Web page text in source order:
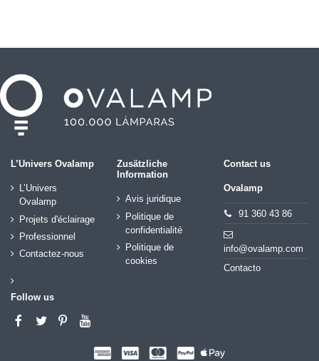
L’Univers Ovalamp
L’Univers
Ovalamp
Projets d'éclairage
Professionnel
Contactez-nous
Zusätzliche
Information
Avis juridique
Politique de
confidentialité
Politique de
cookies
Contact us
Ovalamp
91 360 43 86
info@ovalamp.com
Contacto
Follow us